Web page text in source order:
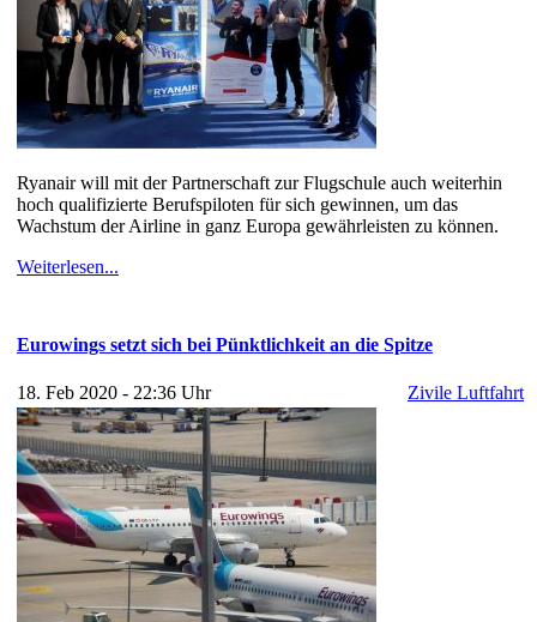
Ryanair will mit der Partnerschaft zur Flugschule auch weiterhin
hoch qualifizierte Berufspiloten für sich gewinnen, um das
Wachstum der Airline in ganz Europa gewährleisten zu können.
Weiterlesen...
Eurowings setzt sich bei Pünktlichkeit an die Spitze
18. Feb 2020 - 22:36 Uhr Zivile Luftfahrt